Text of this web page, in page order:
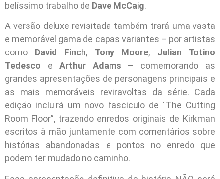
belíssimo trabalho de Dave McCaig.
A versão deluxe revisitada também trará uma vasta
e memorável gama de capas variantes – por artistas
como David Finch, Tony Moore, Julian Totino
Tedesco e Arthur Adams – comemorando as
grandes apresentações de personagens principais e
as mais memoráveis reviravoltas da série. Cada
edição incluirá um novo fascículo de “The Cutting
Room Floor”, trazendo enredos originais de Kirkman
escritos à mão juntamente com comentários sobre
histórias abandonadas e pontos no enredo que
podem ter mudado no caminho.